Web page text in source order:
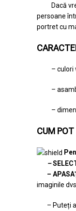
Dacă
persoane
portret cu
– culori
–
–
CUM POT
–
–
imaginile
– Puteți